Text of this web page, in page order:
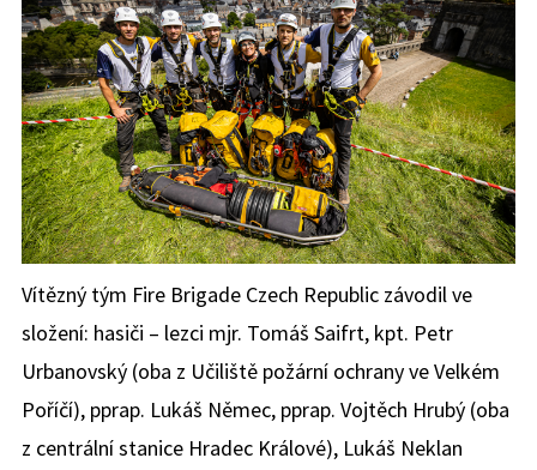
Vítězný tým Fire Brigade Czech Republic závodil ve
složení: hasiči – lezci mjr. Tomáš Saifrt, kpt. Petr
Urbanovský (oba z Učiliště požární ochrany ve Velkém
Poříčí), pprap. Lukáš Němec, pprap. Vojtěch Hrubý (oba
z centrální stanice Hradec Králové), Lukáš Neklan